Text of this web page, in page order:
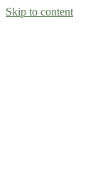
Skip to content